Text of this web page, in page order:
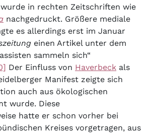
wurde in rechten Zeitschriften wie
nachgedruckt. Größere mediale
es allerdings erst im Januar
einen Artikel unter dem
sammeln sich“
Der Einfluss von Haverbeck als
Manifest zeigte sich
auch aus ökologischen
wurde. Diese
hatte er schon vorher bei
Kreises vorgetragen, aus